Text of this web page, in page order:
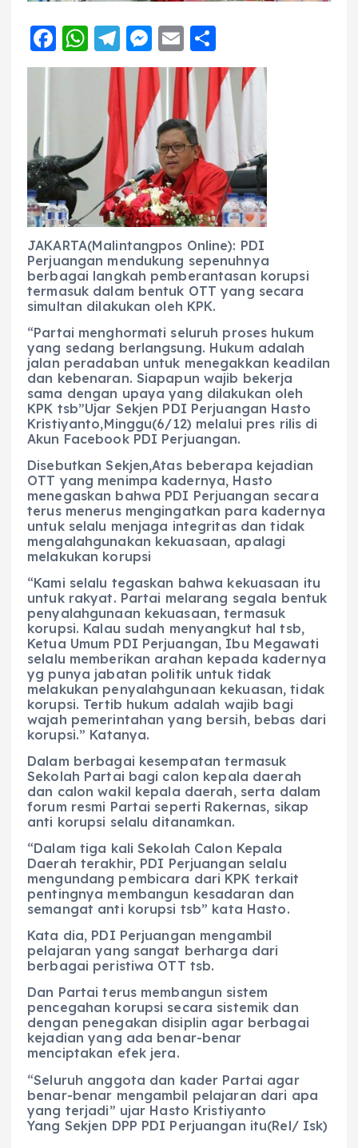
F
a
o
o
k
W
h
ts
A
p
p
T
el
e
g
r
a
m
M
e
ss
e
n
g
er
E
m
ai
l
h
a
re
JAKARTA(Malintangpos Online): PDI
Perjuangan mendukung sepenuhnya
berbagai langkah pemberantasan korupsi
termasuk dalam bentuk OTT yang secara
simultan dilakukan oleh KPK.
“Partai menghormati seluruh proses hukum
yang sedang berlangsung. Hukum adalah
jalan peradaban untuk menegakkan keadilan
dan kebenaran. Siapapun wajib bekerja
sama dengan upaya yang dilakukan oleh
KPK tsb”Ujar Sekjen PDI Perjuangan Hasto
Kristiyanto,Minggu(6/12) melalui pres rilis di
Akun Facebook PDI Perjuangan.
Disebutkan Sekjen,Atas beberapa kejadian
OTT yang menimpa kadernya, Hasto
menegaskan bahwa PDI Perjuangan secara
terus menerus mengingatkan para kadernya
untuk selalu menjaga integritas dan tidak
mengalahgunakan kekuasaan, apalagi
melakukan korupsi
“Kami selalu tegaskan bahwa kekuasaan itu
untuk rakyat. Partai melarang segala bentuk
penyalahgunaan kekuasaan, termasuk
korupsi. Kalau sudah menyangkut hal tsb,
Ketua Umum PDI Perjuangan, Ibu Megawati
selalu memberikan arahan kepada kadernya
yg punya jabatan politik untuk tidak
melakukan penyalahgunaan kekuasan, tidak
korupsi. Tertib hukum adalah wajib bagi
wajah pemerintahan yang bersih, bebas dari
korupsi.” Katanya.
Dalam berbagai kesempatan termasuk
Sekolah Partai bagi calon kepala daerah
dan calon wakil kepala daerah, serta dalam
forum resmi Partai seperti Rakernas, sikap
anti korupsi selalu ditanamkan.
“Dalam tiga kali Sekolah Calon Kepala
Daerah terakhir, PDI Perjuangan selalu
mengundang pembicara dari KPK terkait
pentingnya membangun kesadaran dan
semangat anti korupsi tsb” kata Hasto.
Kata dia, PDI Perjuangan mengambil
pelajaran yang sangat berharga dari
berbagai peristiwa OTT tsb.
Dan Partai terus membangun sistem
pencegahan korupsi secara sistemik dan
dengan penegakan disiplin agar berbagai
kejadian yang ada benar-benar
menciptakan efek jera.
“Seluruh anggota dan kader Partai agar
benar-benar mengambil pelajaran dari apa
yang terjadi” ujar Hasto Kristiyanto
Yang Sekjen DPP PDI Perjuangan itu(Rel/ Isk)